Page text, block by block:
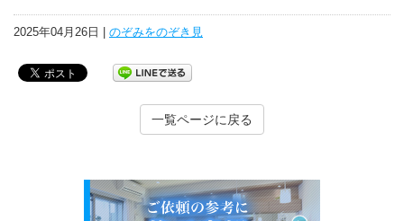
2025年04月26日 | のぞみをのぞき見
一覧ページに戻る